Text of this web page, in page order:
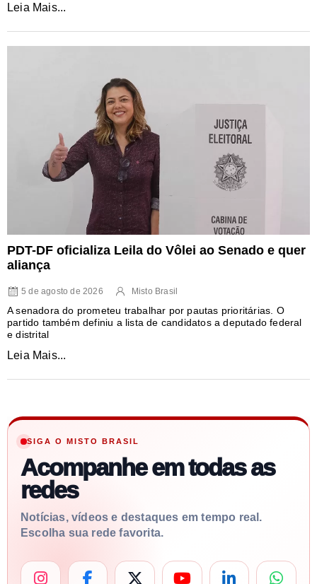
Leia Mais...
PDT-DF oficializa Leila do Vôlei ao Senado e quer
aliança
5 de agosto de 2026 Misto Brasil
A senadora do prometeu trabalhar por pautas prioritárias. O
partido também definiu a lista de candidatos a deputado federal
e distrital
Leia Mais...
SIGA O MISTO BRASIL
Acompanhe em todas as
redes
Notícias, vídeos e destaques em tempo real.
Escolha sua rede favorita.